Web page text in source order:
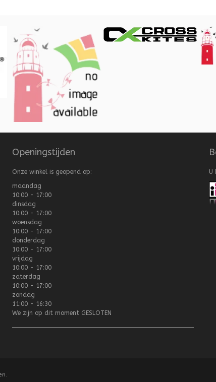
Openingstijden
Onze winkel is geopend op:
maandag
10:00 - 17:00
dinsdag
10:00 - 17:00
woensdag
10:00 - 17:00
donderdag
10:00 - 17:00
vrijdag
10:00 - 17:00
zaterdag
10:00 - 17:00
zondag
11:00 - 16:30
We zijn op dit moment GESLOTEN
U